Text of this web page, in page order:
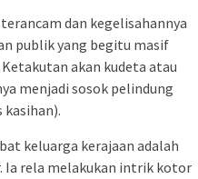
dan kegelisahannya
publik yang begitu masif
akan kudeta atau
menjadi sosok pelindung
kasihan).
keluarga kerajaan adalah
Ia rela melakukan intrik kotor